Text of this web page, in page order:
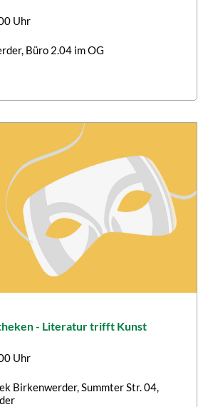
Uhr
Büro 2.04 im OG
- Literatur trifft Kunst
Uhr
Birkenwerder, Summter Str. 04,